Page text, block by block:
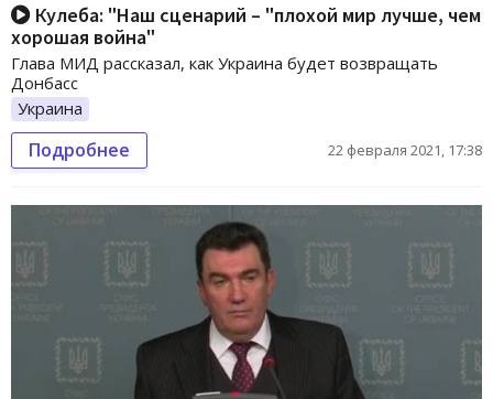
Кулеба: "Наш сценарий – "плохой мир лучше, чем
хорошая война"
Глава МИД рассказал, как Украина будет возвращать
Донбасс
Украина
Подробнее 22 февраля 2021, 17:38